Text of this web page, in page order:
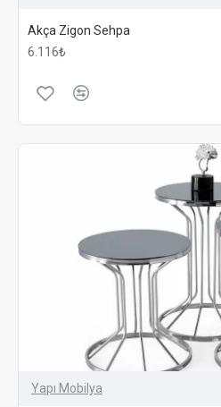
Malzeme ve Renk Uyumu:
uyumlu olmalıdır. Ahşap,
olanı seçebilirsiniz.
aynı zamanda işlevsel
Depolama alanı sunan,
hem şık hem de kullanışlı
YAPI MOBILYA ILE SEHPA
Yapı Mobilya olarak,
deneyimini sunmayı
koleksiyonumuz ve kaliteli
köşesine şıklık ve işlevsellik
ziyaret ederek, beğendiğiniz
Akça Zigon Sehpa
6.116₺
Yapı Mobilya